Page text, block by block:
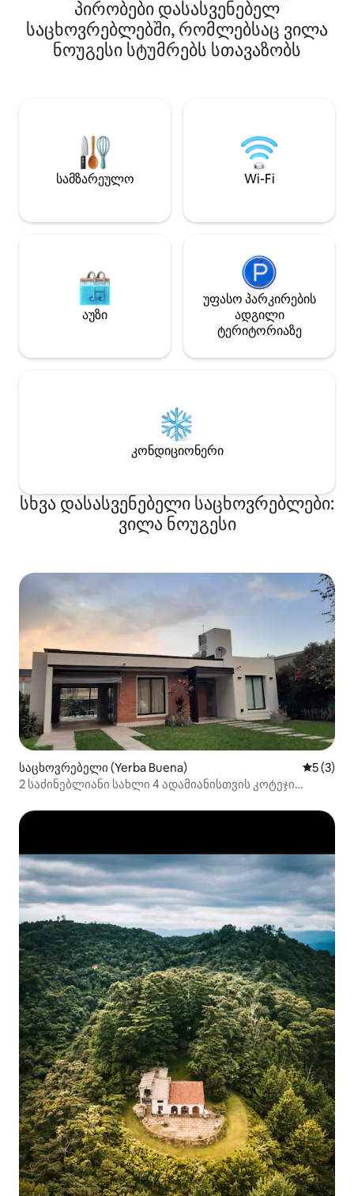
კითხვისთვის, მედიტაციისთვის,
საჭმლის მოსამზადებლად და,
უპირველეს ყოვლისა, კავშირის
გაწყვეტისთვის. Ამ ადგილას
Ის მდებარეობს
კომპლექსში,
იდეალურია
სურს დიზაინით,
კომფორტით.
ყველაფერია
იგრძნოთ,
პირობები დასასვენებელ
საცხოვრებლებში, რომლებსაც ვილა
ნოუგესი სტუმრებს სთავაზობს
სამზარეულო Wi-Fi
აუზი
უფასო პარკირების
ადგილი
ტერიტორიაზე
კონდიციონერი
სხვა დასასვენებელი საცხოვრებლები:
ვილა ნოუგესი
საცხოვრებელი (Yerba Buena)
5 (3)
2 საძინებლიანი სახლი 4 ადამიანისთვის კოტეჯი